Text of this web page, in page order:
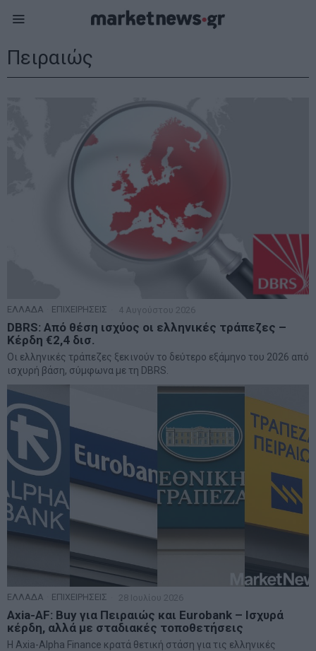
Πειραιώς
ΕΛΛΑΔΑ ΕΠΙΧΕΙΡΗΣΕΙΣ 4 Αυγούστου 2026
DBRS: Από θέση ισχύος οι ελληνικές τράπεζες –
Κέρδη €2,4 δισ.
Οι ελληνικές τράπεζες ξεκινούν το δεύτερο εξάμηνο του 2026 από
ισχυρή βάση, σύμφωνα με τη DBRS.
ΕΛΛΑΔΑ ΕΠΙΧΕΙΡΗΣΕΙΣ 28 Ιουλίου 2026
Axia-AF: Buy για Πειραιώς και Eurobank – Ισχυρά
κέρδη, αλλά με σταδιακές τοποθετήσεις
Η Axia-Alpha Finance κρατά θετική στάση για τις ελληνικές